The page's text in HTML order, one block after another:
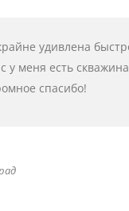
удивлена
у меня есть
спасибо!